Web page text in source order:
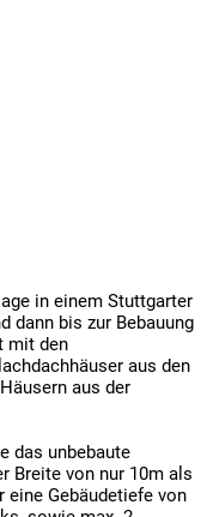
in einem Stuttgarter
dann bis zur Bebauung
mit den
aus den
aus der
das unbebaute
Breite von nur 10m als
eine Gebäudetiefe von